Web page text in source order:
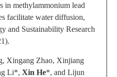
in methylammonium lead
facilitate water diffusion,
and Sustainability Research
Xingang Zhao, Xinjiang
Li*, Xin He*, and Lijun